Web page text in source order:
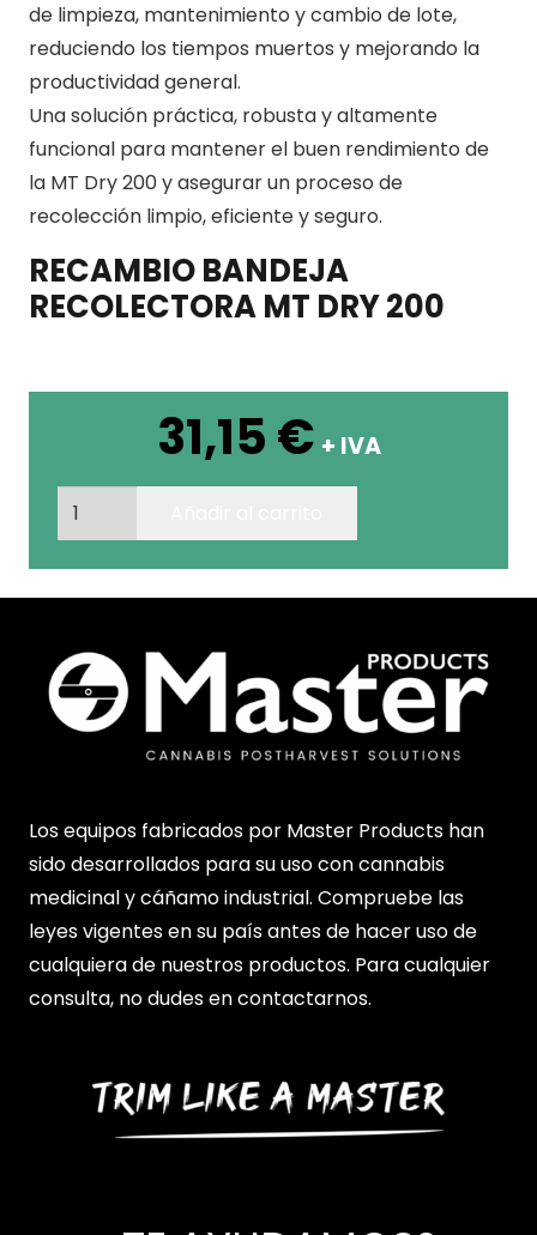
de limpieza, mantenimiento y cambio de lote,
reduciendo los tiempos muertos y mejorando la
productividad general.
Una solución práctica, robusta y altamente
funcional para mantener el buen rendimiento de
la MT Dry 200 y asegurar un proceso de
recolección limpio, eficiente y seguro.
RECAMBIO BANDEJA
RECOLECTORA MT DRY 200
31,15€ + IVA
RECAMBIO
BANDEJA
RECOLECTORA
MT
200
cantidad
Los equipos fabricados por Master Products han
sido desarrollados para su uso con cannabis
medicinal y cáñamo industrial. Compruebe las
leyes vigentes en su país antes de hacer uso de
cualquiera de nuestros productos. Para cualquier
consulta, no dudes en contactarnos.